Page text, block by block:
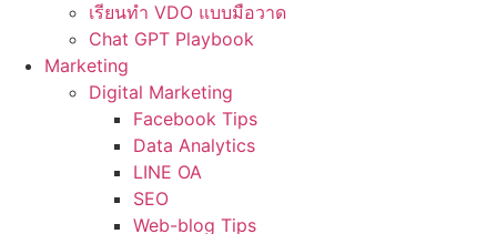
เรียนทำ VDO แบบมือวาด
Chat GPT Playbook
Marketing
Digital Marketing
Facebook Tips
Data Analytics
LINE OA
SEO
Web-blog Tips